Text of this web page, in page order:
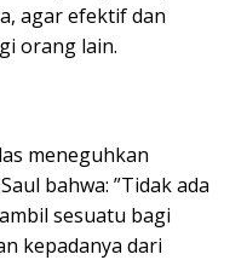
agar efektif dan
orang lain.
meneguhkan
bahwa: ”Tidak ada
sesuatu bagi
kepadanya dari